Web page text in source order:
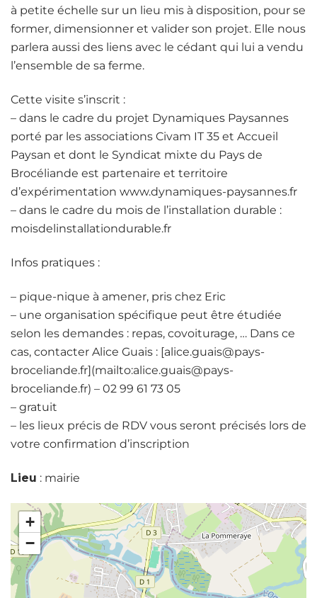
à petite échelle sur un lieu mis à disposition, pour se
former, dimensionner et valider son projet. Elle nous
parlera aussi des liens avec le cédant qui lui a vendu
l’ensemble de sa ferme.
Cette visite s’inscrit :
– dans le cadre du projet Dynamiques Paysannes
porté par les associations Civam IT 35 et Accueil
Paysan et dont le Syndicat mixte du Pays de
Brocéliande est partenaire et territoire
d’expérimentation www.dynamiques-paysannes.fr
– dans le cadre du mois de l’installation durable :
moisdelinstallationdurable.fr
Infos pratiques :
– pique-nique à amener, pris chez Eric
– une organisation spécifique peut être étudiée
selon les demandes : repas, covoiturage, … Dans ce
cas, contacter Alice Guais : [alice.guais@pays-
broceliande.fr](mailto:alice.guais@pays-
broceliande.fr) – 02 99 61 73 05
– gratuit
– les lieux précis de RDV vous seront précisés lors de
votre confirmation d’inscription
Lieu : mairie
+
−